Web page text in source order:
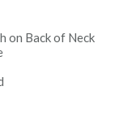
on Back of Neck